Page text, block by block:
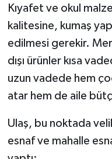
Kıyafet ve okul
kalitesine, kumaş
edilmesi gerekir.
dışı ürünler kısa
uzun vadede hem
atar hem de aile
Ulaş, bu noktada
esnaf ve mahalle